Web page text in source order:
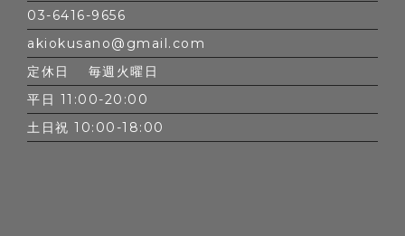
03-6416-9656
akiokusano@gmail.com
定休日 毎週火曜日
平日 11:00-20:00
土日祝 10:00-18:00